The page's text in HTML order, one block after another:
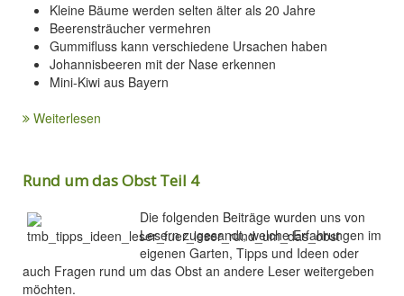
Kleine Bäume werden selten älter als 20 Jahre
Beerensträucher vermehren
Gummifluss kann verschiedene Ursachen haben
Johannisbeeren mit der Nase erkennen
Mini-Kiwi aus Bayern
Weiterlesen
Rund um das Obst Teil 4
Die folgenden Beiträge wurden uns von
Lesern zugesandt, welche Erfahrungen im
eigenen Garten, Tipps und Ideen oder
auch Fragen rund um das Obst an andere Leser weitergeben
möchten.